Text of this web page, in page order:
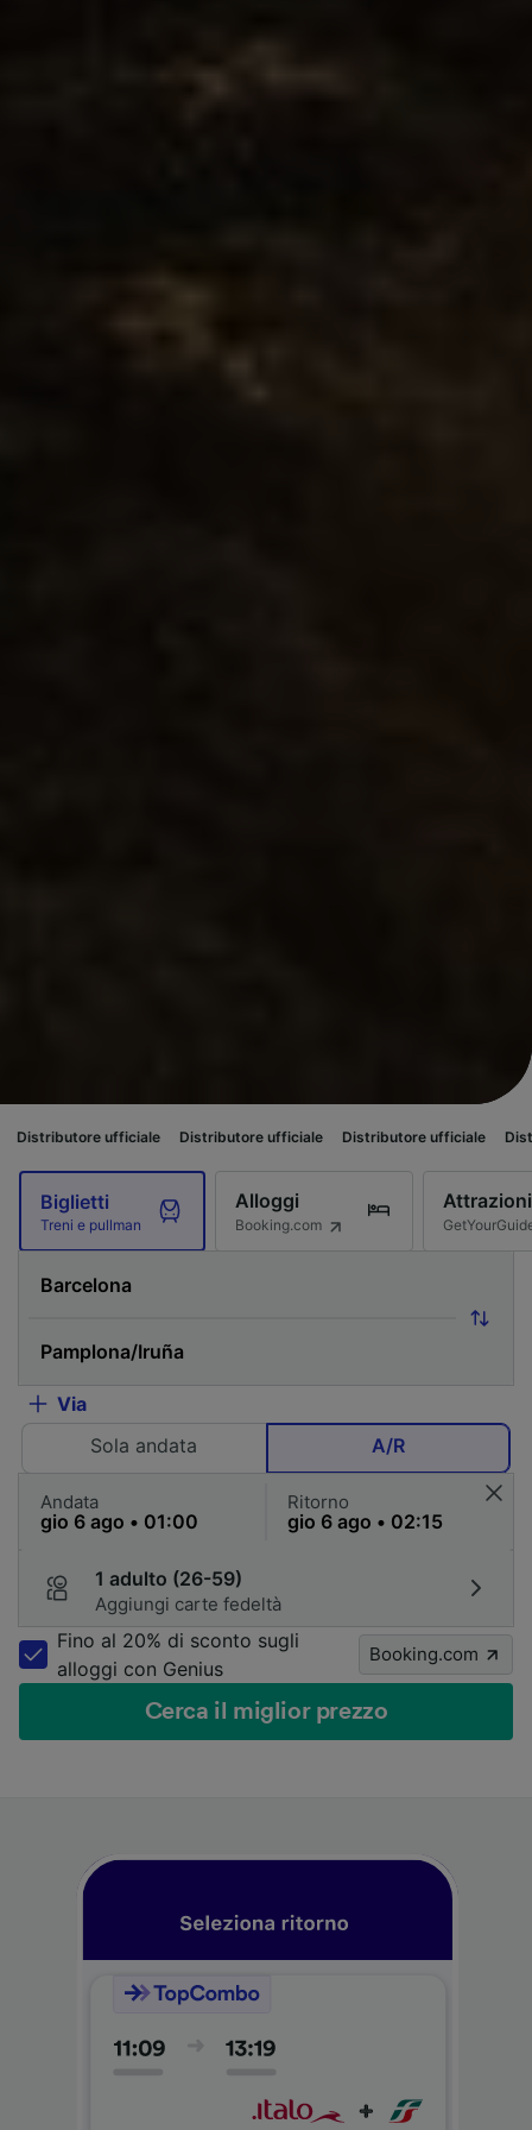
ufficiale Distributore ufficiale Distributore ufficiale Distributore
Biglietti
Treni e pullman
Alloggi
Booking.com
Attrazioni
Via
Sola andata
A/R
Andata Ritorno
1 adulto (26-59)
Aggiungi carte fedeltà
Fino al 20% di sconto sugli
alloggi con Genius
Booking.com
Cerca il miglior prezzo